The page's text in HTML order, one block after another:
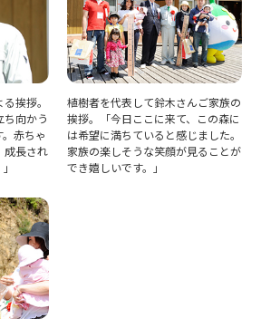
挨拶。
ち向かう
赤ちゃ
成長され
植樹者を代表して鈴木さんご家族の
挨拶。「今日ここに来て、この森に
は希望に満ちていると感じました。
家族の楽しそうな笑顔が見ることが
でき嬉しいです。」